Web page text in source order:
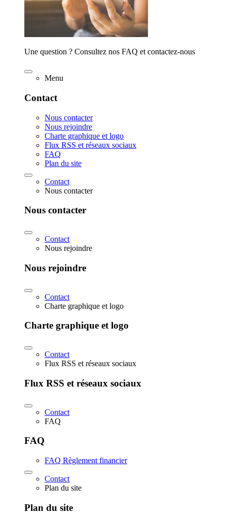
Une question ? Consultez nos FAQ et contactez-nous
Menu
Contact
Nous contacter
Nous rejoindre
Charte graphique et logo
Flux RSS et réseaux sociaux
FAQ
Plan du site
Contact
Nous contacter
Nous contacter
Contact
Nous rejoindre
Nous rejoindre
Contact
Charte graphique et logo
Charte graphique et logo
Contact
Flux RSS et réseaux sociaux
Flux RSS et réseaux sociaux
Contact
FAQ
FAQ
FAQ Règlement financier
Contact
Plan du site
Plan du site